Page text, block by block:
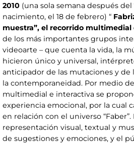
2010 (una sola semana después del
nacimiento, el 18 de febrero) “
muestra”, el recorrido multimedial
de los más importantes grupos
videoarte – que cuenta la vida, la
hicieron único y universal,
anticipador de las mutaciones y de
la contemporaneidad. Por medio
multimedial e interactiva se
experiencia emocional, por la cual
en relación con el universo “Faber”.
representación visual, textual y
de sugestiones y emociones, y el